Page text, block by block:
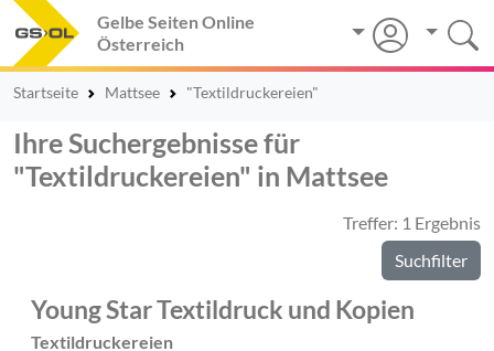
Gelbe Seiten Online
Österreich
Startseite Mattsee "Textildruckereien"
Ihre Suchergebnisse für
"Textildruckereien" in Mattsee
Treffer: 1 Ergebnis
Suchfilter
Young Star Textildruck und Kopien
Textildruckereien